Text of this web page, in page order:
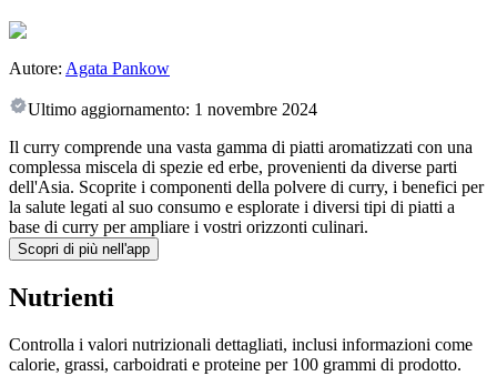
Autore: Agata Pankow
Ultimo aggiornamento: 1 novembre 2024
Il curry comprende una vasta gamma di piatti aromatizzati con una
complessa miscela di spezie ed erbe, provenienti da diverse parti
dell'Asia. Scoprite i componenti della polvere di curry, i benefici per
la salute legati al suo consumo e esplorate i diversi tipi di piatti a
base di curry per ampliare i vostri orizzonti culinari.
Scopri di più nell'app
Nutrienti
Controlla i valori nutrizionali dettagliati, inclusi informazioni come
calorie, grassi, carboidrati e proteine per 100 grammi di prodotto.